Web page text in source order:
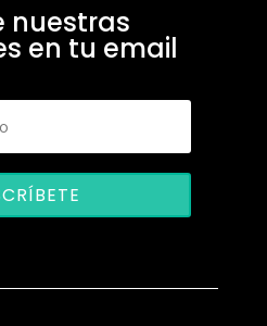
nuestras
en tu email